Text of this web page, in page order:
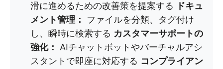
滑に進めるための改善策を提案する
ドキュ
メント管理：
ファイルを分類、タグ付け
し、瞬時に検索する カスタマーサポートの
強化：
AIチャットボットやバーチャルアシ
スタントで即座に対応する コンプライアン